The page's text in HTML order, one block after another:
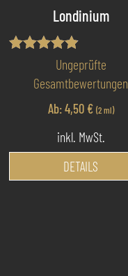
Londinium
Bewertet
4.80
Ungeprüfte
Gesamtbewertungen
Ab:4,50 € (2 ml)
inkl. MwSt.
DETAILS